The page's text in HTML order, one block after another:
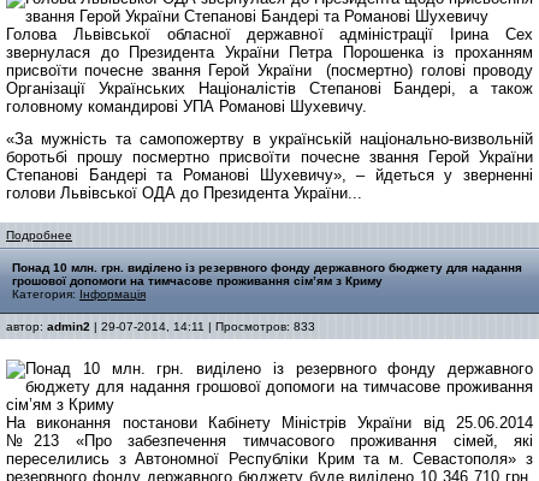
Голова Львівської обласної державної адміністрації Ірина Сех
звернулася до Президента України Петра Порошенка із проханням
присвоїти почесне звання Герой України (посмертно) голові проводу
Організації Українських Націоналістів Степанові Бандері, а також
головному командирові УПА Романові Шухевичу.
«За мужність та самопожертву в українській національно-визвольній
боротьбі прошу посмертно присвоїти почесне звання Герой України
Степанові Бандері та Романові Шухевичу», – йдеться у зверненні
голови Львівської ОДА до Президента України...
Подробнее
Понад 10 млн. грн. виділено із резервного фонду державного бюджету для надання
грошової допомоги на тимчасове проживання сім’ям з Криму
Категория: Інформація
автор: admin2 | 29-07-2014, 14:11 | Просмотров: 833
На виконання постанови Кабінету Міністрів України від 25.06.2014
№213 «Про забезпечення тимчасового проживання сімей, які
переселились з Автономної Республіки Крим та м. Севастополя» з
резервного фонду державного бюджету буде виділено 10 346 710 грн.